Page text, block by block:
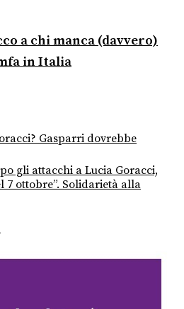
a chi manca (davvero)
in Italia
Gasparri dovrebbe
gli attacchi a Lucia Goracci,
7 ottobre”. Solidarietà alla